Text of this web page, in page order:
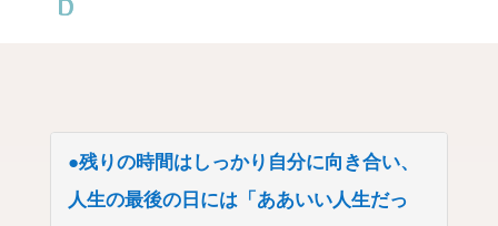
●残りの時間はしっかり自分に向き合い、
人生の最後の日には「ああいい人生だっ